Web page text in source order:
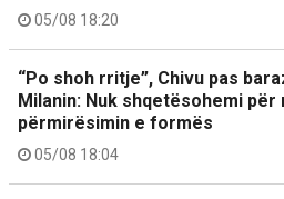
05/08 18:20
“Po shoh rritje”, Chivu pas
Milanin: Nuk shqetësohemi
përmirësimin e formës
05/08 18:04